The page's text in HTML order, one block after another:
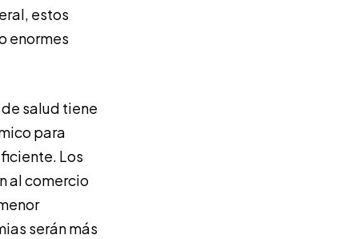
estos
enormes
salud tiene
para
Los
al comercio
serán más